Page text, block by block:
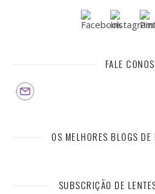
FALE
OS MELHORES BLOGS
SUBSCRIÇÃO DE